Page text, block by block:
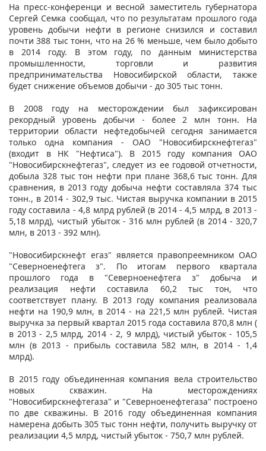
На пресс-конференци и весной заместитель губернатора
Сергей Семка сообщал, что по результатам прошлого года
уровень добычи нефти в регионе снизился и составил
почти 388 тыс тонн, что на 26 % меньше, чем было добыто
в 2014 году. В этом году, по данным министерства
промышленности, торговли и развития
предпринимательства Новосибирской области, также
будет снижение объемов добычи - до 305 тыс тонн.
В 2008 году на месторождении был зафиксирован
рекордный уровень добычи - более 2 млн тонн. На
территории области нефтедобычей сегодня занимается
только одна компания - ОАО "Новосибирскнефтегаз"
(входит в НК "Нефтиса"). В 2015 году компания ОАО
"Новосибирскнефтегаз", следует из ее годовой отчетности,
добыла 328 тыс тон нефти при плане 368,6 тыс тонн. Для
сравнения, в 2013 году добыча нефти составляла 374 тыс
тонн., в 2014 - 302,9 тыс. Чистая выручка компании в 2015
году составила - 4,8 млрд рублей (в 2014 - 4,5 млрд, в 2013 -
5,18 млрд), чистый убыток - 316 млн рублей (в 2014 - 320,7
млн, в 2013 - 392 млн).
"Новосибирскнефт егаз" является правопреемником ОАО
"Северноенефтега з". По итогам первого квартала
прошлого года в "Северноенефтега з" добыча и
реализация нефти составила 60,2 тыс тон, что
соответствует плану. В 2013 году компания реализовала
нефти на 190,9 млн, в 2014 - на 221,5 млн рублей. Чистая
выручка за первый квартал 2015 года составила 870,8 млн (
в 2013 - 2,5 млрд, 2014 - 2, 9 млрд), чистый убыток - 105,5
млн (в 2013 - прибыль составила 582 млн, в 2014 - 1,4
млрд).
В 2015 году объединенная компания вела строительство
новых скважин. На месторождениях
"Новосибирскнефтегаза" и "Северноенефтегаза" построено
по две скважины. В 2016 году объединенная компания
намерена добыть 305 тыс тонн нефти, получить выручку от
реализации 4,5 млрд, чистый убыток - 750,7 млн рублей.